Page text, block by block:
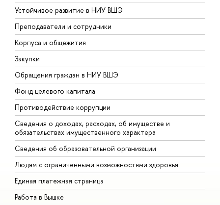
Устойчивое развитие в НИУ ВШЭ
Преподаватели и сотрудники
Корпуса и общежития
Закупки
Обращения граждан в НИУ ВШЭ
Фонд целевого капитала
Противодействие коррупции
Сведения о доходах, расходах, об имуществе и
обязательствах имущественного характера
Сведения об образовательной организации
Людям с ограниченными возможностями здоровья
Единая платежная страница
Работа в Вышке